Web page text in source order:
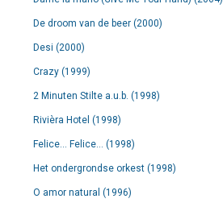
De droom van de beer (2000)
Desi (2000)
Crazy (1999)
2 Minuten Stilte a.u.b. (1998)
Rivièra Hotel (1998)
Felice... Felice... (1998)
Het ondergrondse orkest (1998)
O amor natural (1996)